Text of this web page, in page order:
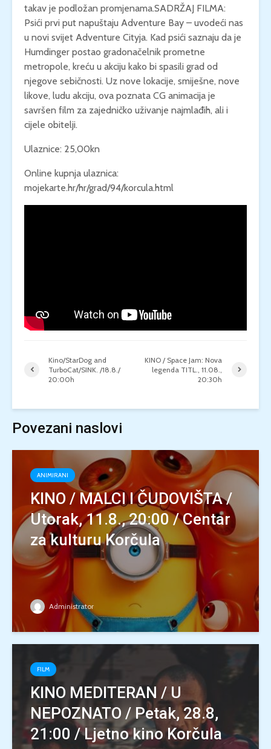
takav je podložan promjenama.SADRŽAJ FILMA:
Psići prvi put napuštaju Adventure Bay – uvodeći nas
u novi svijet Adventure Cityja. Kad psići saznaju da je
Humdinger postao gradonačelnik prometne
metropole, kreću u akciju kako bi spasili grad od
njegove sebičnosti. Uz nove lokacije, smiješne, nove
likove, ludu akciju, ova poznata CG animacija je
savršen film za zajedničko uživanje najmlađih, ali i
cijele obitelji.
Ulaznice: 25,00kn
Online kupnja ulaznica:
mojekarte.hr/hr/grad/94/korcula.html
Kino/StarDog and
TurboCat/SINK. /18.8./
20:00h
KINO / Space Jam: Nova
legenda TITL., 11.08.,
20:30h
Povezani naslovi
ANIMIRANI
KINO / MALCI I ČUDOVIŠTA /
Utorak, 11.8., 20:00 / Centar
za kulturu Korčula
Administrator
FILM
KINO MEDITERAN / U
NEPOZNATO / Petak, 28.8,
21:00 / Ljetno kino Korčula